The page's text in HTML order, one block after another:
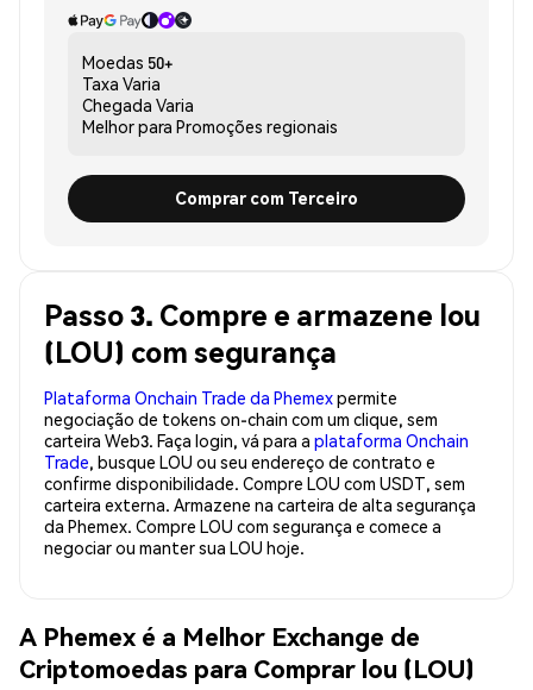
Moedas 50+
Taxa Varia
Chegada Varia
Melhor para Promoções regionais
Comprar com Terceiro
Passo 3. Compre e armazene lou
(LOU) com segurança
Plataforma Onchain Trade da Phemexpermite
negociação de tokens on-chain com um clique, sem
carteira Web3. Faça login, vá para a plataforma Onchain
Trade, busque LOU ou seu endereço de contrato e
confirme disponibilidade. Compre LOU com USDT, sem
carteira externa. Armazene na carteira de alta segurança
da Phemex. Compre LOU com segurança e comece a
negociar ou manter sua LOU hoje.
A Phemex é a Melhor Exchange de
Criptomoedas para Comprar lou (LOU)